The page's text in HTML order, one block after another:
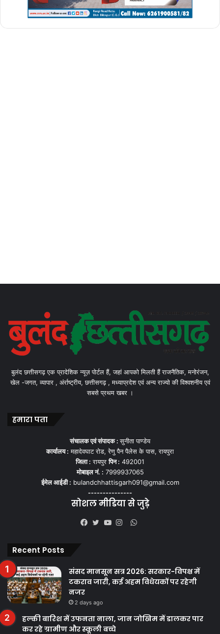
बुलंद छत्तीसगढ़ एक प्रादेशिक न्यूज़ पोर्टल हैं, जहां आपको मिलती हैं राजनैतिक, मनोरंजन,
खेल -जगत, व्यापार , अंर्राष्ट्रीय, छत्तीसगढ़ , मध्याप्रदेश एवं अन्य राज्यो की विश्वशनीय एवं
सबसे प्रथम खबर ।
हमारा पता
संचालक एवं संपादक :सुनीता पाण्डेय
कार्यालय : महादेवघाट रोड, रेणु पैन पैलेस के पास, रायपुरा
जिला : रायपुरपिन : 492001
मोबाइल नं. : 7999937065
ईमेल आईडी : bulandchhattisgarh091@gmail.com
---------------
सोशल मीडिया से जुड़े
WhatsApp
Recent Posts
संसद मानसून सत्र 2026: सरकार-विपक्ष में
टकराव जारी, कई अहम विधेयकों पर रहेगी
नजर
2 days ago
हल्की बारिश में उफनता नाला, जान जोखिम में डालकर पार
कर रहे ग्रामीण और स्कूली बच्चे